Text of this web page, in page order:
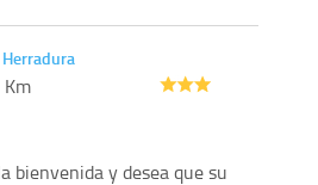
bienvenida y desea que su